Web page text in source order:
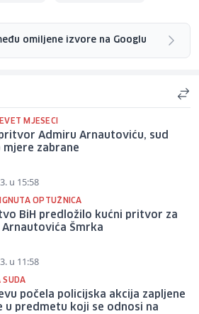
omiljene izvore na Googlu
MJESECI
Admiru Arnautoviću, sud
mjere zabrane
u 15:58
OPTUŽNICA
BiH predložilo kućni pritvor za
Šmrka
u 11:58
SUDA
počela policijska akcija zapljene
u predmetu koji se odnosi na